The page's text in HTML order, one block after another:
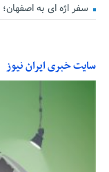
سفر اژه ای به
سایت خبری ایران نیوز